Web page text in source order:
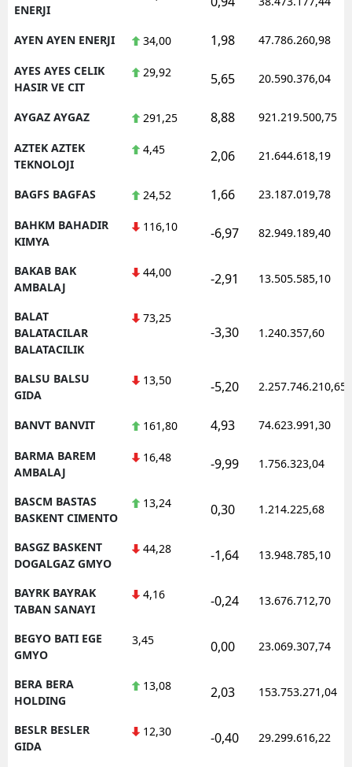
ENERJI
AYEN AYEN ENERJI 34,00 1,98 47.786.260,98
AYES AYES CELIK
HASIR VE CIT
29,92 5,65 20.590.376,04
AYGAZ AYGAZ 291,25 8,88 921.219.500,75
AZTEK AZTEK
TEKNOLOJI
4,45 2,06 21.644.618,19
BAGFS BAGFAS 24,52 1,66 23.187.019,78
BAHKM BAHADIR
KIMYA
116,10 -6,97 82.949.189,40
BAKAB BAK
AMBALAJ
44,00 -2,91 13.505.585,10
BALAT
BALATACILAR
BALATACILIK
73,25
-3,30 1.240.357,60
BALSU BALSU
GIDA
13,50 -5,20 2.257.746.210,65
BANVT BANVIT 161,80 4,93 74.623.991,30
BARMA BAREM
AMBALAJ
16,48 -9,99 1.756.323,04
BASCM BASTAS
BASKENT CIMENTO
13,24 0,30 1.214.225,68
BASGZ BASKENT
DOGALGAZ GMYO
44,28 -1,64 13.948.785,10
BAYRK BAYRAK
TABAN SANAYI
4,16 -0,24 13.676.712,70
BEGYO BATI EGE
GMYO
3,45 0,00 23.069.307,74
BERA BERA
HOLDING
13,08 2,03 153.753.271,04
BESLR BESLER
GIDA
12,30 -0,40 29.299.616,22